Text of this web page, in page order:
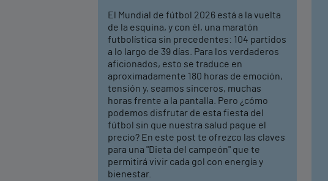
El Mundial de fútbol 2026 está a la vuelta
de la esquina, y con él, una maratón
futbolística sin precedentes: 104 partidos
a lo largo de 39 días. Para los verdaderos
aficionados, esto se traduce en
aproximadamente 180 horas de emoción,
tensión y, seamos sinceros, muchas
horas frente a la pantalla. Pero ¿cómo
podemos disfrutar de esta fiesta del
fútbol sin que nuestra salud pague el
precio? En este post te ofrezco las claves
para una "Dieta del campeón" que te
permitirá vivir cada gol con energía y
bienestar.